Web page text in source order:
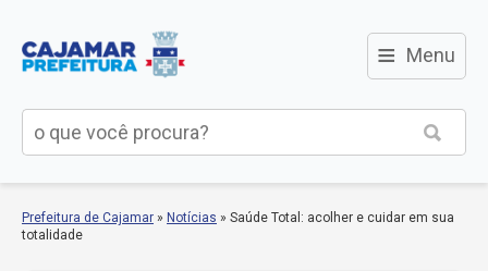
≡ Menu
Prefeitura de Cajamar » Notícias » Saúde Total: acolher e cuidar em sua
totalidade